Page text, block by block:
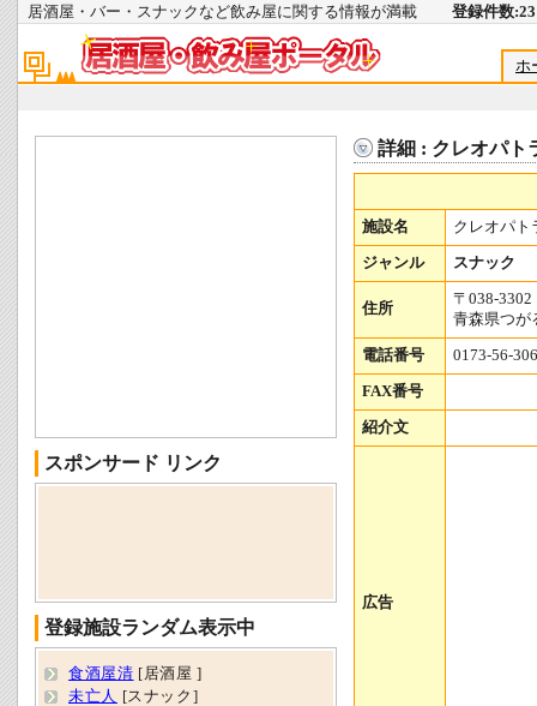
居酒屋・バー・スナックなど飲み屋に関する情報が満載 登録件数
ホ
詳細 : クレオパト
施設名 クレオパト
ジャンル スナック
住所
〒038-3302
青森県つが
電話番号 0173-56-
FAX番号
紹介文
広告
スポンサード リンク
登録施設ランダム表示中
食酒屋清 [居酒屋 ]
未亡人
[スナック]